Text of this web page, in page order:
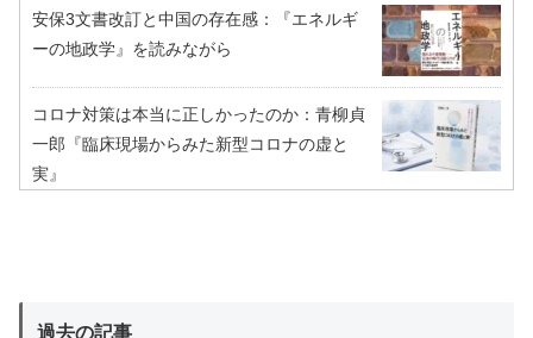
安保3文書改訂と中国の存在感：『エネルギ
ーの地政学』を読みながら
コロナ対策は本当に正しかったのか：青柳貞
一郎『臨床現場からみた新型コロナの虚と
実』
過去の記事